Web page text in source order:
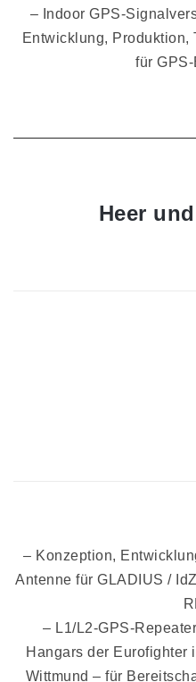
– Indoor GPS-
Entwicklung, Produktion,
für
Heer
– Konzeption,
Antenne für GLADIUS /
– L1/L2-GPS-
Hangars der Eurofighter
Wittmund – für